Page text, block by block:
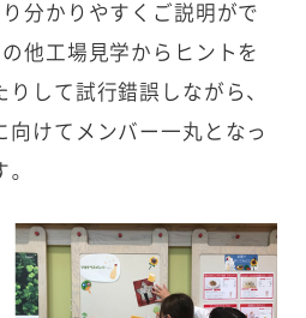
分かりやすくご説明がで
他工場見学からヒントを
して試行錯誤しながら、
けてメンバー一丸となっ